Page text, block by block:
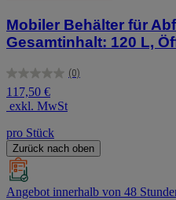
Mobiler Behälter für
Gesamtinhalt: 120 L,
(0)
0.0
von
5
117,50 €
exkl. MwSt
pro Stück
Zurück nach oben
Angebot innerhalb von 48